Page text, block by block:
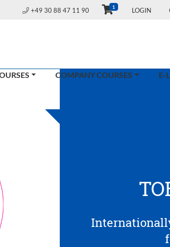
+49 30 88 47 11 90 1 LOGIN
COMPANY COURSES E-